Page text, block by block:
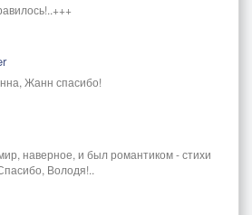
Жанн спасибо!
наверное, и был романтиком - стихи
Володя!..